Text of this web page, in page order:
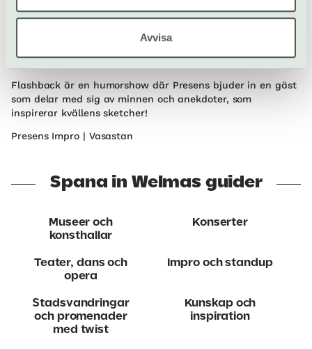
Avvisa
Improvisationsteater
Flashback - Gäst: K. Svensson
Flashback är en humorshow där Presens bjuder in en gäst
som delar med sig av minnen och anekdoter, som
inspirerar kvällens sketcher!
Presens Impro | Vasastan
Spana in Welmas guider
Museer och
konsthallar
Konserter
Teater, dans och
opera
Impro och standup
Stadsvandringar
och promenader
med twist
Kunskap och
inspiration